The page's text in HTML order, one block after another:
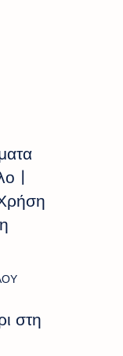
|
στη